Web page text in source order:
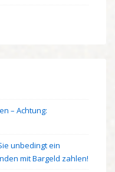
– Achtung:
unbedingt ein
mit Bargeld zahlen!